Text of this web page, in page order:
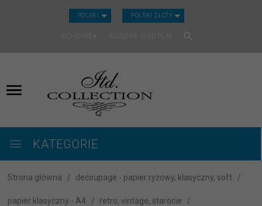
POLSKI CURRENCY_H
POLSKI ZŁOTY
SCHOWEK KOSZYK
KATEGORIE
Strona główna decoupage - papier ryżowy, klasyczny, soft
papier klasyczny - A4 retro, vintage, starocie